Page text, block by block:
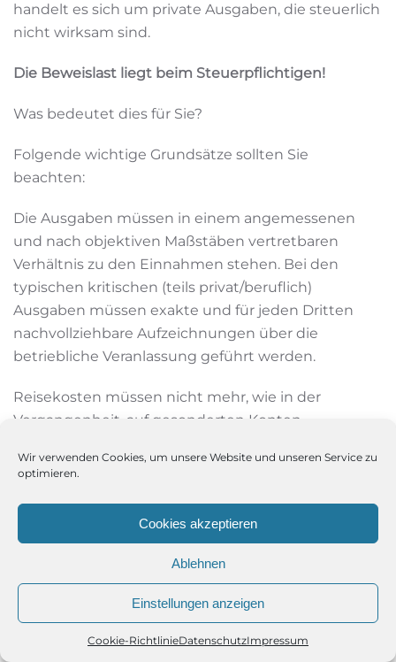
Wir verwenden Cookies, um unsere Website und unseren Service zu
optimieren.
Cookies akzeptieren
Ablehnen
Einstellungen anzeigen
Cookie-RichtlinieDatenschutzImpressum
handelt es sich um private Ausgaben, die steuerlich
nicht wirksam sind.
Die Beweislast liegt beim Steuerpflichtigen!
Was bedeutet dies für Sie?
Folgende wichtige Grundsätze sollten Sie
beachten:
Die Ausgaben müssen in einem angemessenen
und nach objektiven Maßstäben vertretbaren
Verhältnis zu den Einnahmen stehen. Bei den
typischen kritischen (teils privat/beruflich)
Ausgaben müssen exakte und für jeden Dritten
nachvollziehbare Aufzeichnungen über die
betriebliche Veranlassung geführt werden.
Reisekosten müssen nicht mehr, wie in der
Vergangenheit, auf gesonderten Konten
Zahlungen, Leistungen usw. zwischen der
dem so genannten Drittvergleich standhalten.
nicht der Fall, wird der Mehrbetrag als „verdeckte
Gewinnausschüttung“ behandelt und das kostet
letztlich mehr Geld als es Vorteile bringt.